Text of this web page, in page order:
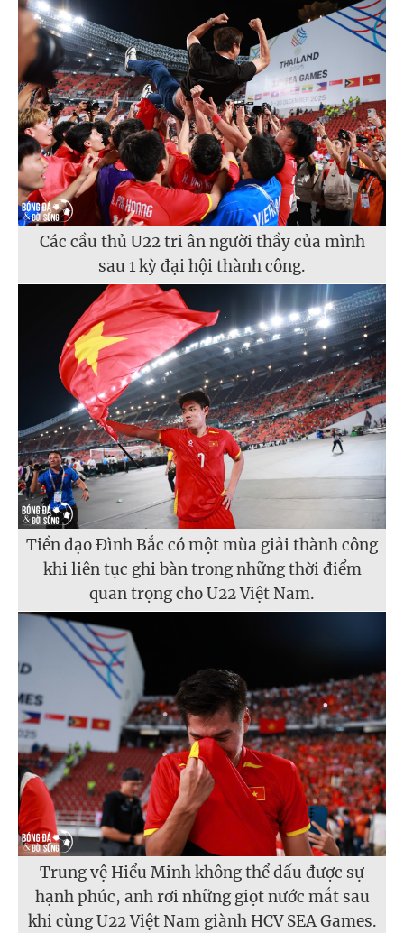
Các cầu thủ U22 tri ân người thầy của mình
sau 1 kỳ đại hội thành công.
Tiền đạo Đình Bắc có một mùa giải thành công
khi liên tục ghi bàn trong những thời điểm
quan trọng cho U22 Việt Nam.
Trung vệ Hiểu Minh không thể dấu được sự
hạnh phúc, anh rơi những giọt nước mắt sau
khi cùng U22 Việt Nam giành HCV SEA Games.